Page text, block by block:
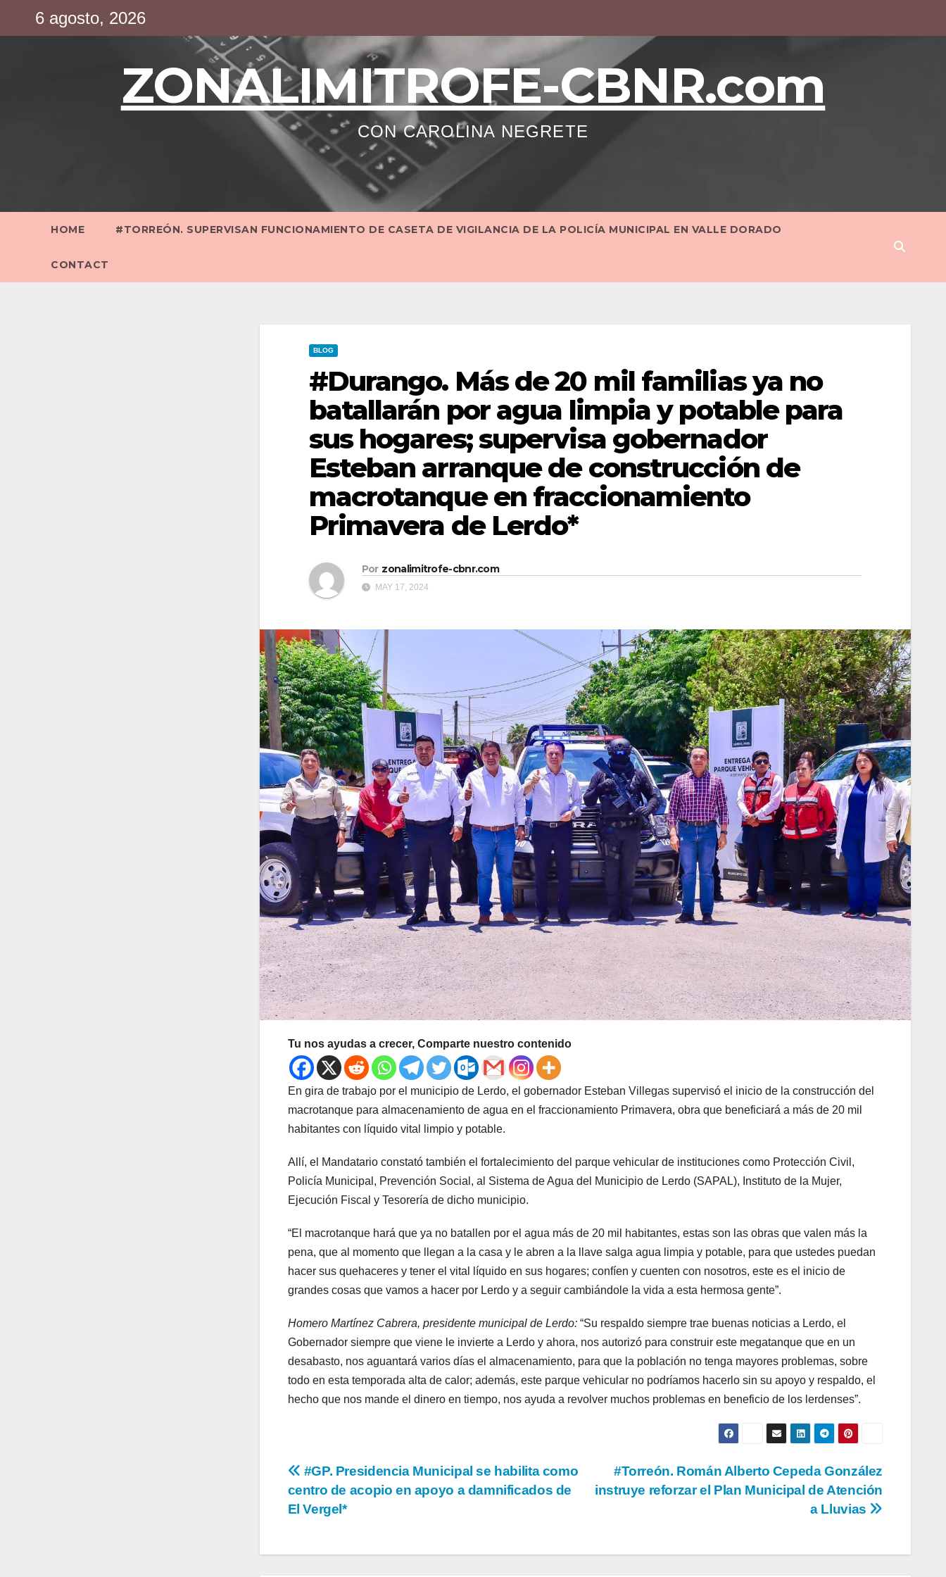
6 agosto, 2026
ZONALIMITROFE-CBNR.com
CON CAROLINA NEGRETE
HOME #TORREÓN. SUPERVISAN FUNCIONAMIENTO DE CASETA DE VIGILANCIA DE LA POLICÍA MUNICIPAL EN VALLE DORADO
CONTACT
BLOG
#Durango. Más de 20 mil familias ya no
batallarán por agua limpia y potable para
sus hogares; supervisa gobernador
Esteban arranque de construcción de
macrotanque en fraccionamiento
Primavera de Lerdo*
Por zonalimitrofe-cbnr.com
MAY 17, 2024
Tu nos ayudas a crecer, Comparte nuestro contenido
En gira de trabajo por el municipio de Lerdo, el gobernador Esteban Villegas supervisó el inicio de la construcción del
macrotanque para almacenamiento de agua en el fraccionamiento Primavera, obra que beneficiará a más de 20 mil
habitantes con líquido vital limpio y potable.
Allí, el Mandatario constató también el fortalecimiento del parque vehicular de instituciones como Protección Civil,
Policía Municipal, Prevención Social, al Sistema de Agua del Municipio de Lerdo (SAPAL), Instituto de la Mujer,
Ejecución Fiscal y Tesorería de dicho municipio.
“El macrotanque hará que ya no batallen por el agua más de 20 mil habitantes, estas son las obras que valen más la
pena, que al momento que llegan a la casa y le abren a la llave salga agua limpia y potable, para que ustedes puedan
hacer sus quehaceres y tener el vital líquido en sus hogares; confíen y cuenten con nosotros, este es el inicio de
grandes cosas que vamos a hacer por Lerdo y a seguir cambiándole la vida a esta hermosa gente”.
Homero Martínez Cabrera, presidente municipal de Lerdo:“Su respaldo siempre trae buenas noticias a Lerdo, el
Gobernador siempre que viene le invierte a Lerdo y ahora, nos autorizó para construir este megatanque que en un
desabasto, nos aguantará varios días el almacenamiento, para que la población no tenga mayores problemas, sobre
todo en esta temporada alta de calor; además, este parque vehicular no podríamos hacerlo sin su apoyo y respaldo, el
hecho que nos mande el dinero en tiempo, nos ayuda a revolver muchos problemas en beneficio de los lerdenses”.
Navegación
de
#Torreón. Román Alberto Cepeda González
instruye reforzar el Plan Municipal de Atención
a Lluvias
#GP. Presidencia Municipal se habilita como
centro de acopio en apoyo a damnificados de
El Vergel*